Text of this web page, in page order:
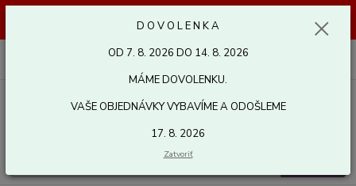
odošleme 17. 8. 2026. Ďakujeme.
D O V O L E N K A
OD 7. 8. 2026 DO 14. 8. 2026
MÁME DOVOLENKU.
VAŠE OBJEDNÁVKY VYBAVÍME A ODOŠLEME
17. 8. 2026
Zatvoriť